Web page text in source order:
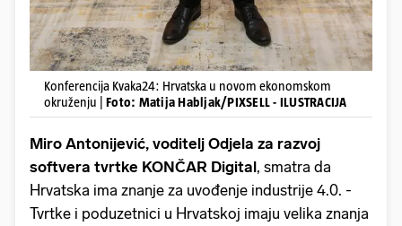
Konferencija Kvaka24: Hrvatska u novom ekonomskom
okruženju | Foto: Matija Habljak/PIXSELL - ILUSTRACIJA
Miro Antonijević, voditelj Odjela za razvoj
softvera tvrtke KONČAR Digital, smatra da
Hrvatska ima znanje za uvođenje industrije 4.0. -
Tvrtke i poduzetnici u Hrvatskoj imaju velika znanja